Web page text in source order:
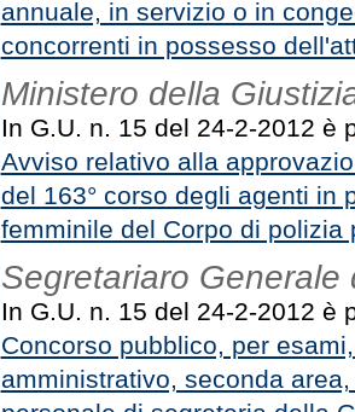
annuale, in servizio o in
concorrenti in possesso
Ministero della
In G.U. n. 15 del 24-2-2012 è
Avviso relativo alla
del 163° corso degli agenti in
femminile del Corpo di polizia
Segretariaro Generale
In G.U. n. 15 del 24-2-2012 è
Concorso pubblico, per
amministrativo, seconda